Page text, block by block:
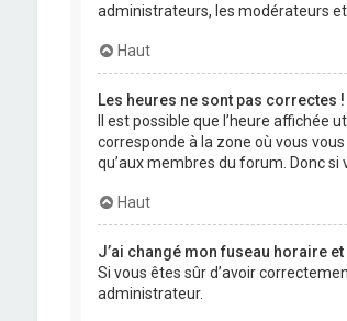
administrateurs, les modérateurs
Haut
Les heures ne sont pas correctes !
Il est possible que l’heure
corresponde à la zone où vous
qu’aux membres du forum. Donc si
Haut
J’ai changé mon fuseau horaire
Si vous êtes sûr d’avoir
administrateur.